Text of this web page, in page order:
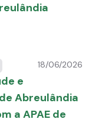
18/06/2026
e
Abreulândia
a APAE de